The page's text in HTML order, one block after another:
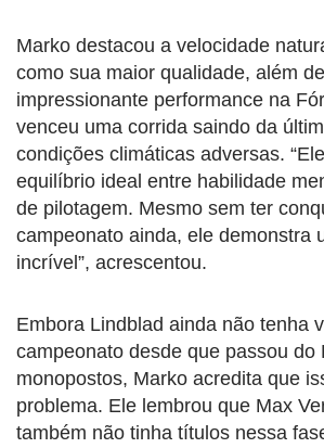
Marko destacou a velocidade
como sua maior qualidade, além
impressionante performance na
venceu uma corrida saindo da
condições climáticas adversas.
equilíbrio ideal entre habilidade
de pilotagem. Mesmo sem ter
campeonato ainda, ele demonstra
incrível”, acrescentou.
Embora Lindblad ainda não tenha
campeonato desde que passou do
monopostos, Marko acredita que
problema. Ele lembrou que Max
também não tinha títulos nessa